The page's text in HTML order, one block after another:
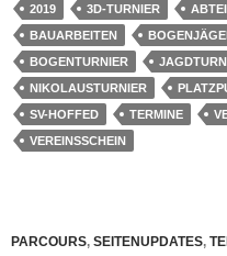
2019 3D-TURNIER
BAUARBEITEN
BOGENTURNIER
NIKOLAUSTURNIER
SV-HOFFED
TERMINE
VEREINSSCHEIN
PARCOURS, SEITENUPDATES,